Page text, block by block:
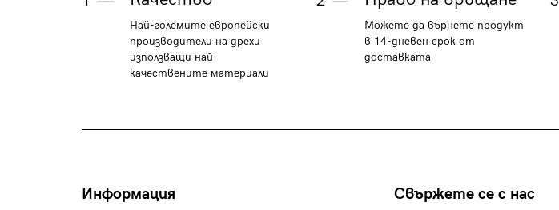
Най-големите европейски
производители на дрехи
използващи най-
качествените материали
Можете да върнете продукт
в 14-дневен срок от
доставката
Информация Свържете се с нас